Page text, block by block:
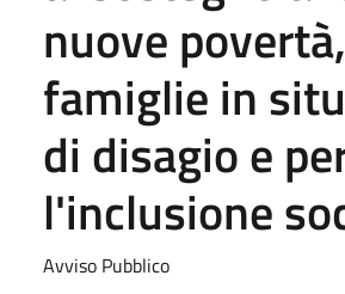
nuove
famiglie in
di disagio e
l'inclusione
Avviso Pubblico